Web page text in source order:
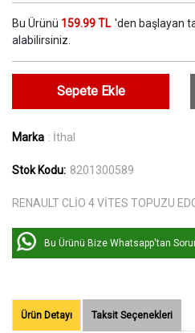
Bu Ürünü 159.99 TL 'den başlayan
alabilirsiniz.
Sepete Ekle
Marka : İthal
Stok Kodu: 8201300589
RENAULT CLİO 4 VİTES TOPUZU
Bu Ürünü Bize Whatsapp'tan
Ürün Detayı Taksit Seçenekleri